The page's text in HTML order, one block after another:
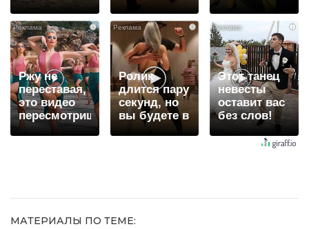
люди
вытворяют,
когда их не
видят...
смеяться
вы будете
долго
оставит
равнодушным
i
Ржу не
переставая,
это видео
пересмотришь
не раз
i
Ролик
длится пару
секунд, но
вы будете в
шоке от
i
Этот танец
невесты
оставит вас
без слов!
Пересмотрела
МАТЕРИАЛЫ ПО ТЕМЕ: